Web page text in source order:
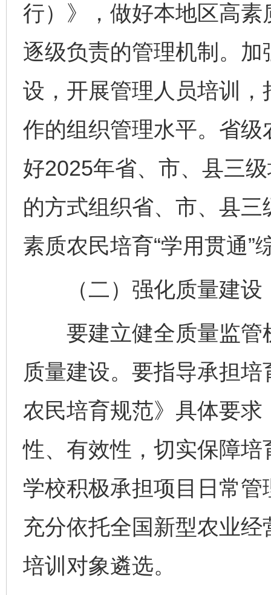
行）》，做好本地区高
逐级负责的管理机制。
设，开展管理人员培训
作的组织管理水平。省
好2025年省、市、县三
的方式组织省、市、县
素质农民培育“学用贯通”
（二）强化质量建设
要建立健全质量监管
质量建设。要指导承担
农民培育规范》具体要
性、有效性，切实保障
学校积极承担项目日常
充分依托全国新型农业
培训对象遴选。